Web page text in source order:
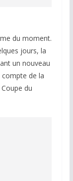
du moment.
jours, la
un nouveau
compte de la
du